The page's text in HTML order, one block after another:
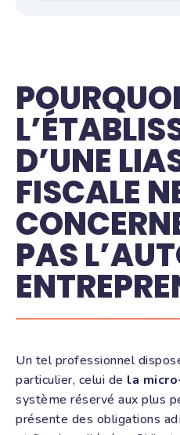
POURQUOI
D’UNE
FISCALE
PAS
Un tel professionnel
particulier, celui de la
système réservé aux plus
présente des obligations